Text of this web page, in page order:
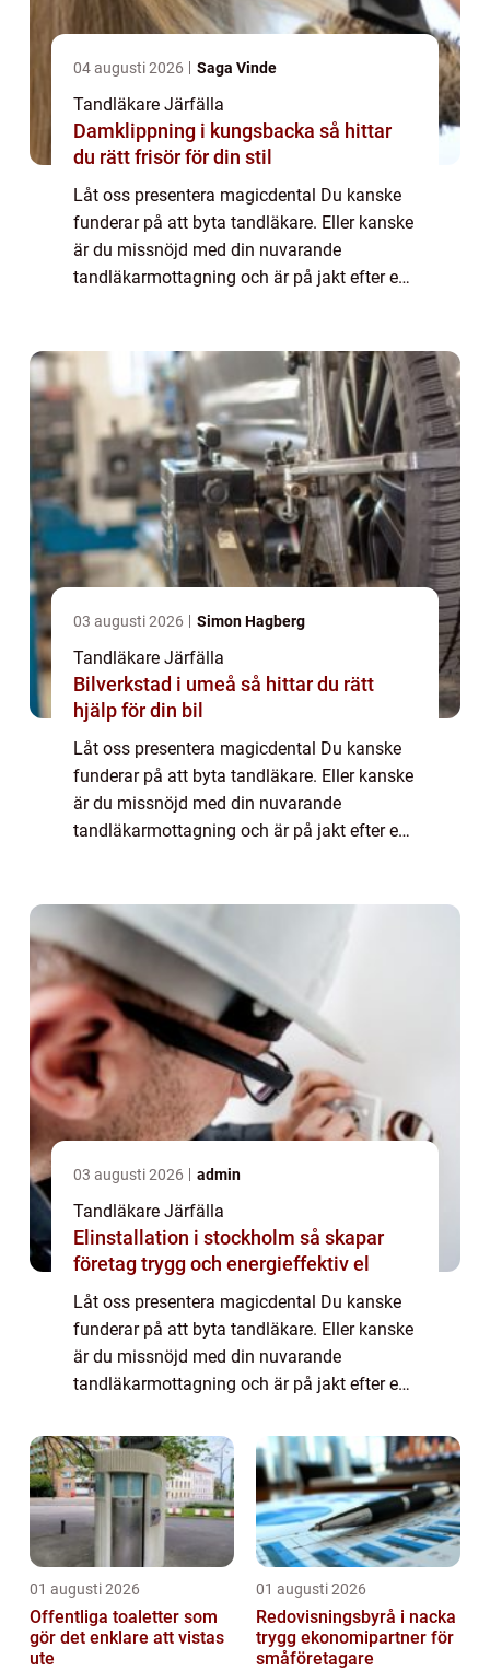
04 augusti 2026 Saga Vinde
Tandläkare Järfälla
Damklippning i kungsbacka så hittar
du rätt frisör för din stil
Låt oss presentera magicdental Du kanske
funderar på att byta tandläkare. Eller kanske
är du missnöjd med din nuvarande
tandläkarmottagning och är på jakt efter en
03 augusti 2026 Simon Hagberg
Tandläkare Järfälla
Bilverkstad i umeå så hittar du rätt
hjälp för din bil
Låt oss presentera magicdental Du kanske
funderar på att byta tandläkare. Eller kanske
är du missnöjd med din nuvarande
tandläkarmottagning och är på jakt efter en
03 augusti 2026 admin
Tandläkare Järfälla
Elinstallation i stockholm så skapar
företag trygg och energieffektiv el
Låt oss presentera magicdental Du kanske
funderar på att byta tandläkare. Eller kanske
är du missnöjd med din nuvarande
tandläkarmottagning och är på jakt efter en
du ska veta att magicadental är ett bra...
01 augusti 2026
Offentliga toaletter som
gör det enklare att vistas
ute
01 augusti 2026
Redovisningsbyrå i nacka
trygg ekonomipartner för
småföretagare